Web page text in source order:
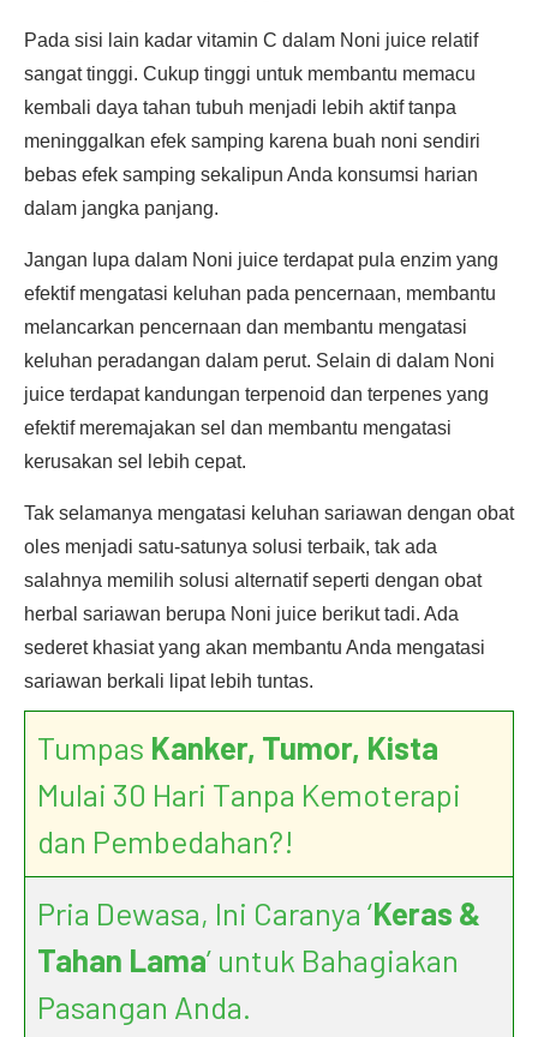
Pada sisi lain kadar vitamin C dalam Noni juice relatif
sangat tinggi. Cukup tinggi untuk membantu memacu
kembali daya tahan tubuh menjadi lebih aktif tanpa
meninggalkan efek samping karena buah noni sendiri
bebas efek samping sekalipun Anda konsumsi harian
dalam jangka panjang.
Jangan lupa dalam Noni juice terdapat pula enzim yang
efektif mengatasi keluhan pada pencernaan, membantu
melancarkan pencernaan dan membantu mengatasi
keluhan peradangan dalam perut. Selain di dalam Noni
juice terdapat kandungan terpenoid dan terpenes yang
efektif meremajakan sel dan membantu mengatasi
kerusakan sel lebih cepat.
Tak selamanya mengatasi keluhan sariawan dengan obat
oles menjadi satu-satunya solusi terbaik, tak ada
salahnya memilih solusi alternatif seperti dengan obat
herbal sariawan berupa Noni juice berikut tadi. Ada
sederet khasiat yang akan membantu Anda mengatasi
sariawan berkali lipat lebih tuntas.
Tumpas Kanker, Tumor, Kista
Mulai 30 Hari Tanpa Kemoterapi
dan Pembedahan?!
Pria Dewasa, Ini Caranya ‘Keras &
Tahan Lama’ untuk Bahagiakan
Pasangan Anda.